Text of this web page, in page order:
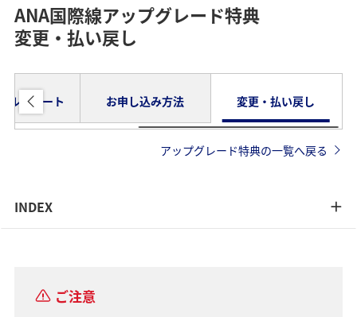
ANA国際線アップグレード特典
変更・払い戻し
ルチャート お申し込み方法 変更・払い戻し
アップグレード特典の一覧へ戻る
INDEX
ご注意